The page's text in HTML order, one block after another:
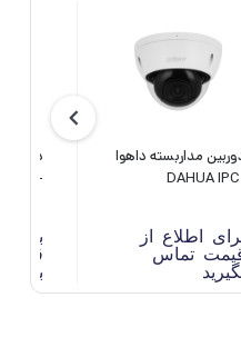
مداربسته داهوا
DAHUA IPC-
اطلاع از
تماس
برای
بگیرید